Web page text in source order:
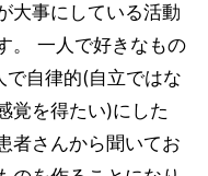
大事にしている活動
。 一人で好きなもの
自律的(自立ではな
覚を得たい)にした
者さんから聞いてお